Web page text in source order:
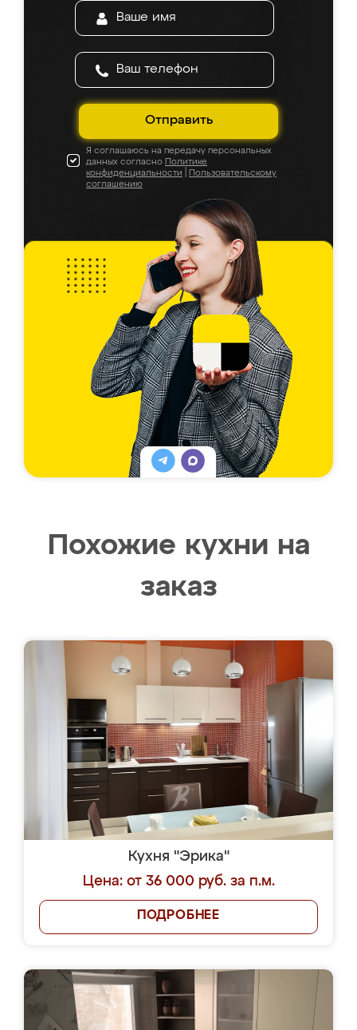
Отправить
Я соглашаюсь на передачу персональных
данных согласно Политике
конфиденциальности
Пользовательскому
соглашению
Похожие кухни на
заказ
Кухня "Эрика"
Цена: от 36 000 руб. за п.м.
ПОДРОБНЕЕ